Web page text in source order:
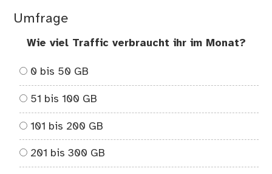
Umfrage
Wie viel Traffic verbraucht ihr im Monat?
0 bis 50 GB
51 bis 100 GB
101 bis 200 GB
201 bis 300 GB